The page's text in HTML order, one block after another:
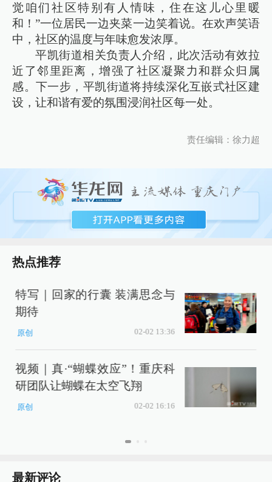
觉咱们社区特别有人情味，住在这儿心里暖
和！”一位居民一边夹菜一边笑着说。在欢声笑语
中，社区的温度与年味愈发浓厚。
平凯街道相关负责人介绍，此次活动有效拉
近了邻里距离，增强了社区凝聚力和群众归属
感。下一步，平凯街道将持续深化互嵌式社区建
设，让和谐有爱的氛围浸润社区每一处。
责任编辑：徐力超
热点推荐
特写｜回家的行囊 装满思念与
期待
原创 02-02 13:36
视频｜真·“蝴蝶效应”！重庆科
研团队让蝴蝶在太空飞翔
原创 02-02 16:16
最新评论